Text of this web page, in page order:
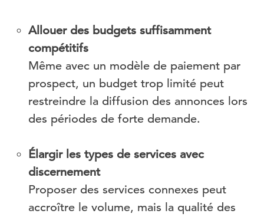
Allouer des budgets suffisamment
compétitifs
Même avec un modèle de paiement par
prospect, un budget trop limité peut
restreindre la diffusion des annonces lors
des périodes de forte demande.
Élargir les types de services avec
discernement
Proposer des services connexes peut
accroître le volume, mais la qualité des